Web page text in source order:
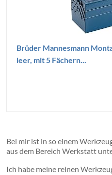
Brüder Mannesmann
leer, mit 5 Fächern...
Bei mir ist in so einem
aus dem Bereich Werkstatt
Ich habe meine reinen